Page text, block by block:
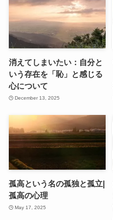
消えてしまいたい：自分と
いう存在を「恥」と感じる
心について
December 13, 2025
孤高という名の孤独と孤立|
孤高の心理
May 17, 2025